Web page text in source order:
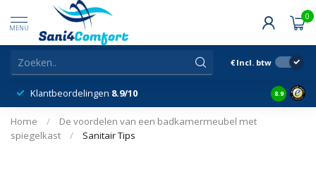
MENU
0
€ Incl. btw
Klantbeordelingen 8.9/10 8.9
Home /
De voordelen van een badkamermeubel met
spiegelkast
/ Sanitair Tips